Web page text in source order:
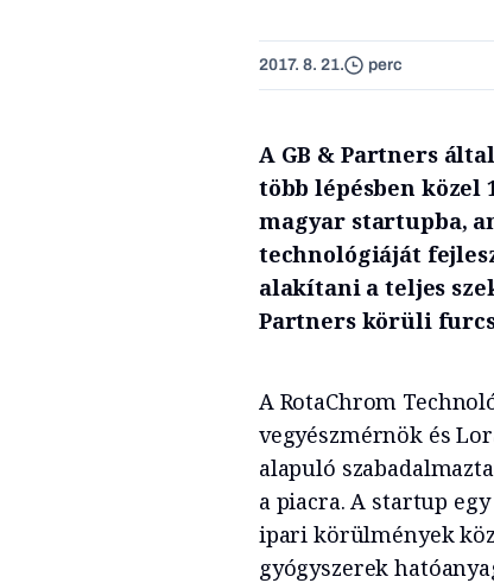
2017. 8. 21. perc
A GB & Partners
több lépésben
magyar startupba,
technológiáját
alakítani a teljes
Partners körüli
A RotaChrom
vegyészmérnök és
alapuló
a piacra. A startup
ipari körülmények
gyógyszerek